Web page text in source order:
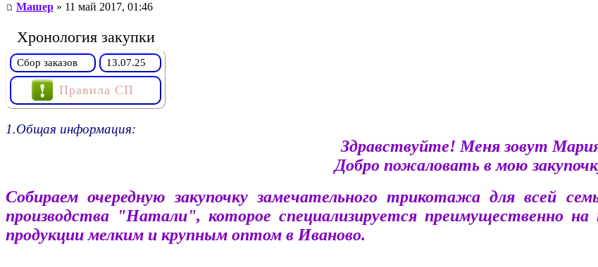
Машер » 11 май 2017, 01:46
Хронология закупки
Сбор заказов 13.07.25
Правила СП
1.Общая информация:
Здравствуйте! Меня зовут
Добро пожаловать в мою
Собираем очередную закупочку замечательного трикотажа для всей
производства "Натали", которое специализируется преимущественно
продукции мелким и крупным оптом в Иваново.